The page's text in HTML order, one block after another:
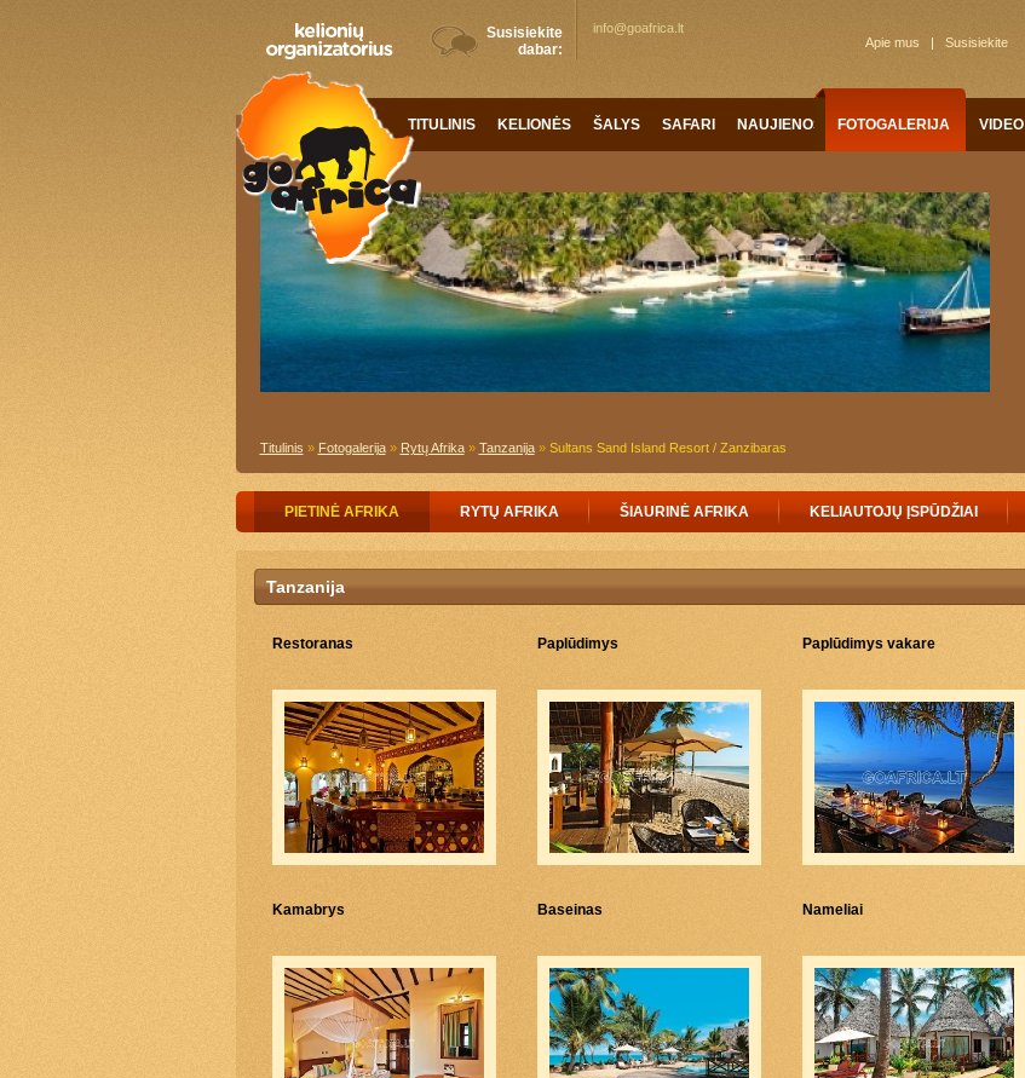
Apie mus Susisiekite
Susisiekite
dabar:
info@goafrica.lt
TITULINIS KELIONĖS ŠALYS SAFARI NAUJIENOS FOTOGALERIJA VIDEO
Titulinis » Fotogalerija» Rytų Afrika» Tanzanija» Sultans Sand Island Resort / Zanzibaras
PIETINĖ AFRIKA RYTŲ AFRIKA ŠIAURINĖ AFRIKA KELIAUTOJŲ ĮSPŪDŽIAI
Tanzanija
Restoranas Paplūdimys Paplūdimys vakare
Kamabrys Baseinas Nameliai